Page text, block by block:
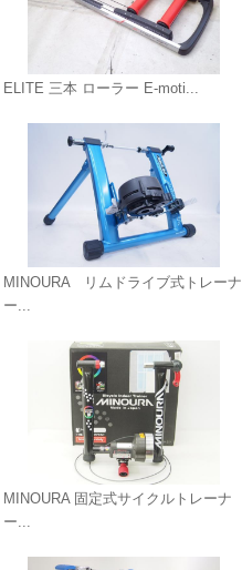
ELITE 三本 ローラー E-moti...
MINOURA リムドライブ式トレーナ
ー...
MINOURA 固定式サイクルトレーナ
ー...